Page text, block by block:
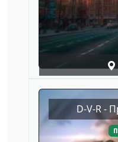
D-V-R -